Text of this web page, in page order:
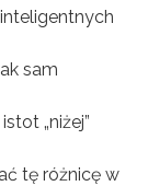
sam
„niżej”
tę różnicę w